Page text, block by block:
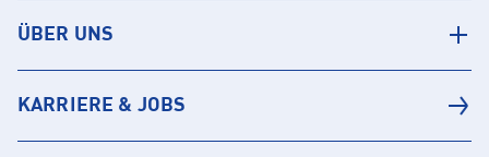
ÜBER UNS
KARRIERE & JOBS